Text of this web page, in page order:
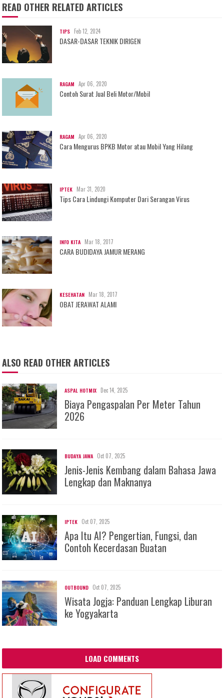
READ OTHER RELATED ARTICLES
TIPS Feb 12, 2024
DASAR-DASAR TEKNIK DIRIGEN
RAGAM Apr 06, 2020
Contoh Surat Jual Beli Motor/Mobil
RAGAM Apr 06, 2020
Cara Mengurus BPKB Motor atau Mobil Yang Hilang
IPTEK Mar 31, 2020
Tips Cara Lindungi Komputer Dari Serangan Virus
INFO KITA Mar 18, 2017
CARA BUDIDAYA JAMUR MERANG
KESEHATAN Mar 18, 2017
OBAT JERAWAT ALAMI
ALSO READ OTHER ARTICLES
ASPAL HOTMIX Dec 14, 2025
Biaya Pengaspalan Per Meter Tahun
2026
BUDAYA JAWA Oct 07, 2025
Jenis-Jenis Kembang dalam Bahasa Jawa
Lengkap dan Maknanya
IPTEK Oct 07, 2025
Apa Itu AI? Pengertian, Fungsi, dan
Contoh Kecerdasan Buatan
OUTBOUND Oct 07, 2025
Wisata Jogja: Panduan Lengkap Liburan
ke Yogyakarta
LOAD COMMENTS